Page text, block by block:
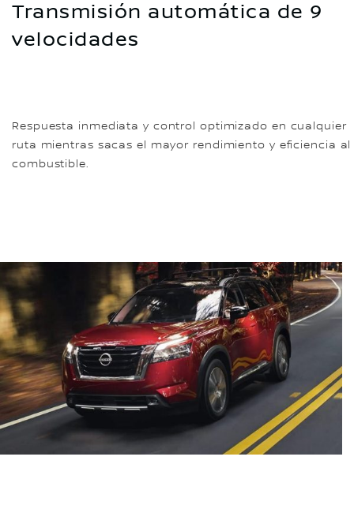
Transmisión automática de 9
velocidades
Respuesta inmediata y control optimizado en cualquier
ruta mientras sacas el mayor rendimiento y eficiencia al
combustible.